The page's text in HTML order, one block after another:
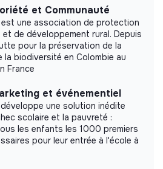
conception, le suivi et
en cours.
marketing digital et du
;
ONG et acteurs du secteur ;
(formats, messages,
Education
impact measurement.
et Communauté
est une association de protection
de développement rural. Depuis
pour la préservation de la
biodiversité en Colombie au
France
et événementiel
une solution inédite
scolaire et la pauvreté :
les enfants les 1000 premiers
pour leur entrée à l'école à